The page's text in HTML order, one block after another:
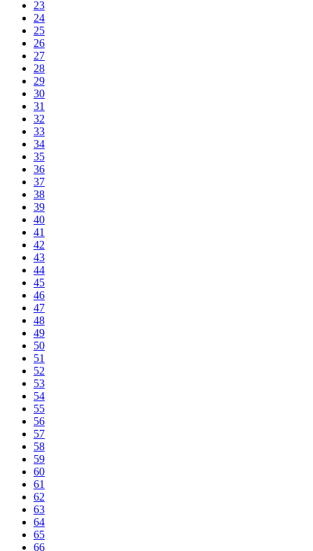
23
24
25
26
27
28
29
30
31
32
33
34
35
36
37
38
39
40
41
42
43
44
45
46
47
48
49
50
51
52
53
54
55
56
57
58
59
60
61
62
63
64
65
66